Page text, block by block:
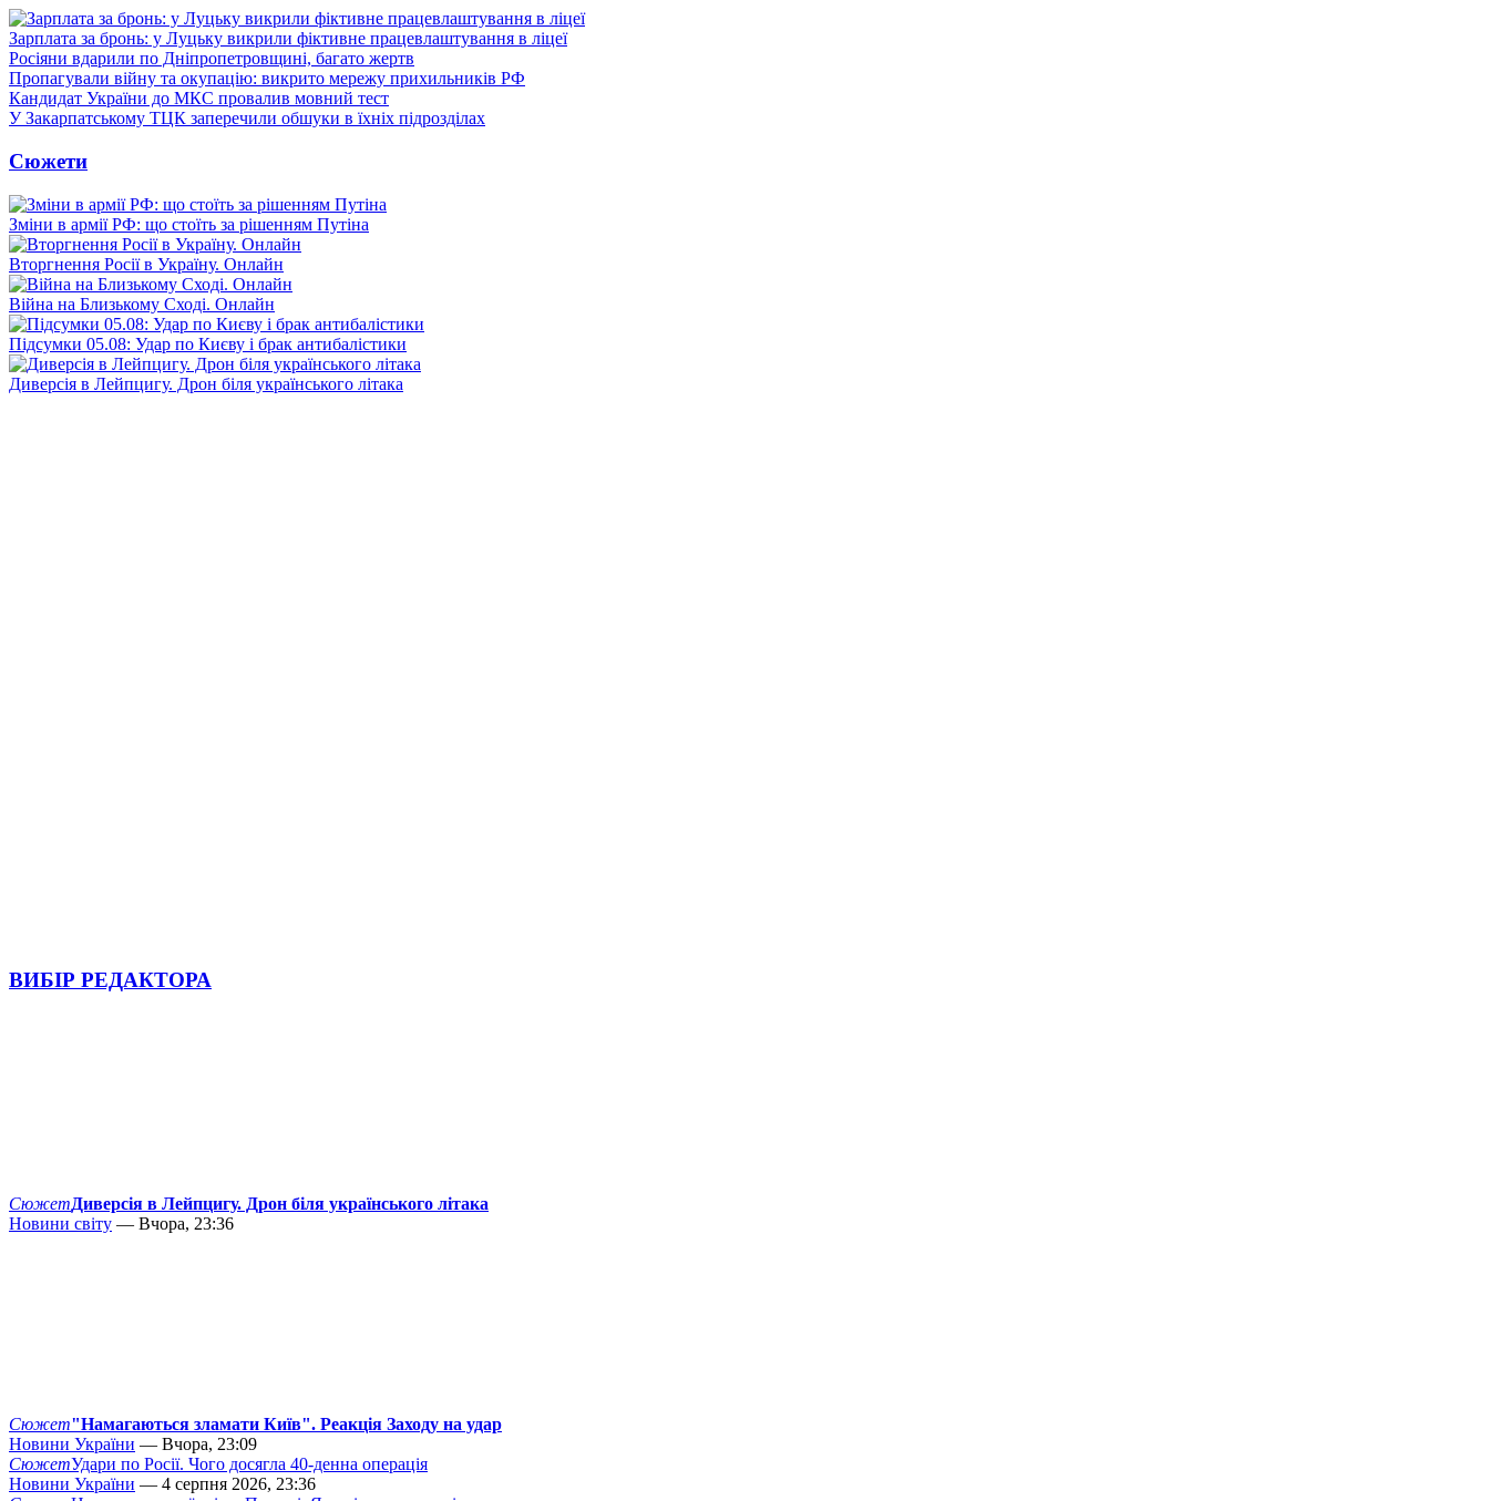
Зарплата за бронь: у Луцьку викрили фіктивне працевлаштування в ліцеї
Росіяни вдарили по Дніпропетровщині, багато жертв
Пропагували війну та окупацію: викрито мережу прихильників РФ
Кандидат України до МКС провалив мовний тест
У Закарпатському ТЦК заперечили обшуки в їхніх підрозділах
Сюжети
Зміни в армії РФ: що стоїть за рішенням Путіна
Вторгнення Росії в Україну. Онлайн
Війна на Близькому Сході. Онлайн
Підсумки 05.08: Удар по Києву і брак антибалістики
Диверсія в Лейпцигу. Дрон біля українського літака
ВИБІР РЕДАКТОРА
СюжетДиверсія в Лейпцигу. Дрон біля українського літака
Новини світу — Вчора, 23:36
Сюжет"Намагаються зламати Київ". Реакція Заходу на удар
Новини України — Вчора, 23:09
СюжетУдари по Росії. Чого досягла 40-денна операція
Новини України — 4 серпня 2026, 23:36